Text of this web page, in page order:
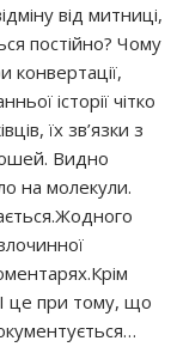
від митниці,
постійно? Чому
конвертації,
історії чітко
їх зв’язки з
Видно
на молекули.
І це при тому, що